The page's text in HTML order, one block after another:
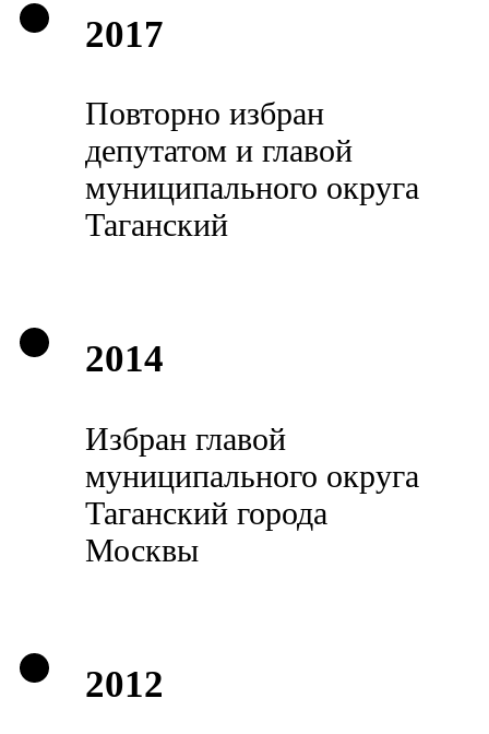
2017
Повторно избран
депутатом и главой
муниципального округа
Таганский
2014
Избран главой
муниципального округа
Таганский города
Москвы
2012